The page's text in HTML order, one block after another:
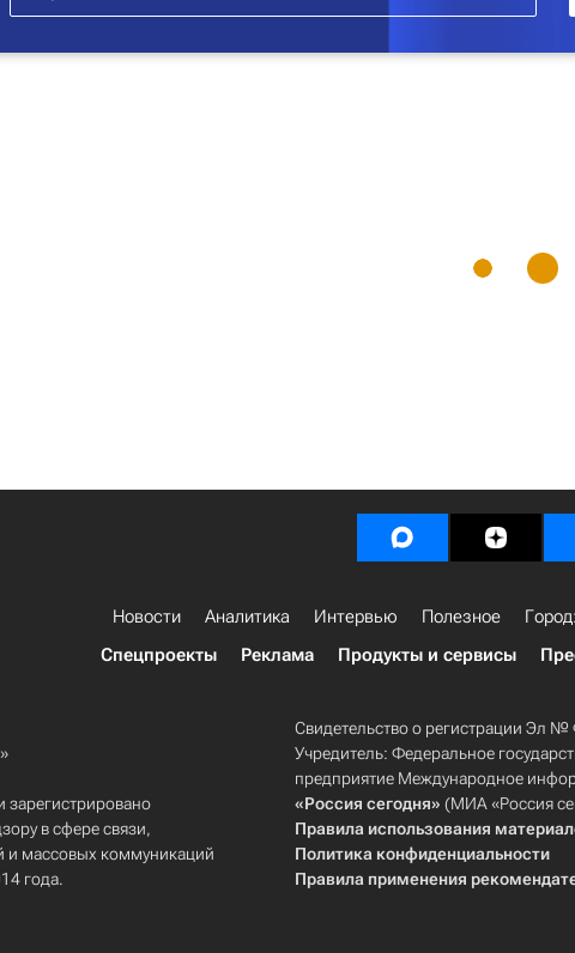
Новости Аналитика Интервью Полезное
Спецпроекты
Реклама Продукты и сервисы
зарегистрировано
в сфере связи,
и массовых коммуникаций
года.
Свидетельство о регистрации Эл
Учредитель: Федеральное
предприятие Международное
«Россия сегодня» (МИА «Россия
Правила использования
Политика конфиденциальности
Правила применения